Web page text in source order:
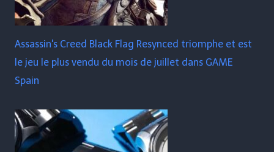
Assassin's Creed Black Flag Resynced triomphe et est
le jeu le plus vendu du mois de juillet dans GAME
Spain